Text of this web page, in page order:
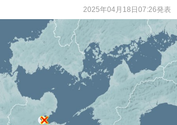
2025年04月18日07:26発表